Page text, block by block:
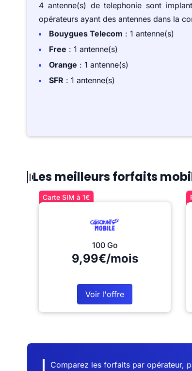
4 antenne(s) de telephonie sont
opérateurs ayant des antennes dans la
Bouygues Telecom : 1 antenne(s)
Free : 1 antenne(s)
Orange : 1 antenne(s)
SFR : 1 antenne(s)
Les meilleurs forfaits
Carte SIM à 1€
100 Go
9,99€/mois
Voir l'offre
Comparez les forfaits par opérateur,